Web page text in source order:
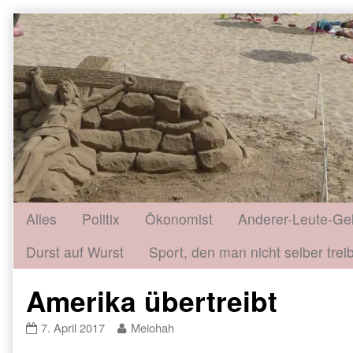
Skip
to
content
Alles Politix Ökonomist Anderer-Leute-
Durst auf Wurst
Sport, den man nicht selber
Amerika übertreibt
Amerika
7. April 2017
Read
Meiohah